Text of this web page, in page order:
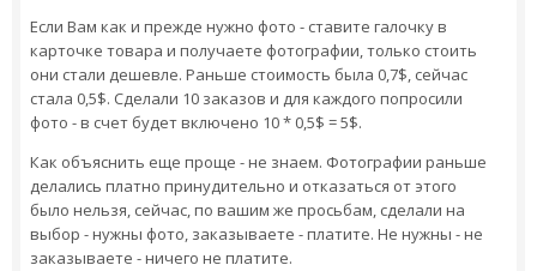
Если Вам как и прежде нужно фото - ставите галочку в
карточке товара и получаете фотографии, только стоить
они стали дешевле. Раньше стоимость была 0,7$, сейчас
стала 0,5$. Сделали 10 заказов и для каждого попросили
фото - в счет будет включено 10 * 0,5$ = 5$.
Как объяснить еще проще - не знаем. Фотографии раньше
делались платно принудительно и отказаться от этого
было нельзя, сейчас, по вашим же просьбам, сделали на
выбор - нужны фото, заказываете - платите. Не нужны - не
заказываете - ничего не платите.